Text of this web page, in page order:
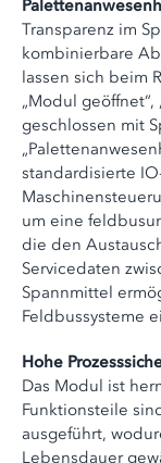
Transparenz im
kombinierbare
lassen sich beim
„Modul geöffnet“,
geschlossen mit
standardisierte
um eine
die den
Servicedaten
Spannmittel
Feldbussysteme
Hohe
Das Modul ist
Funktionsteile
ausgeführt,
Lebensdauer